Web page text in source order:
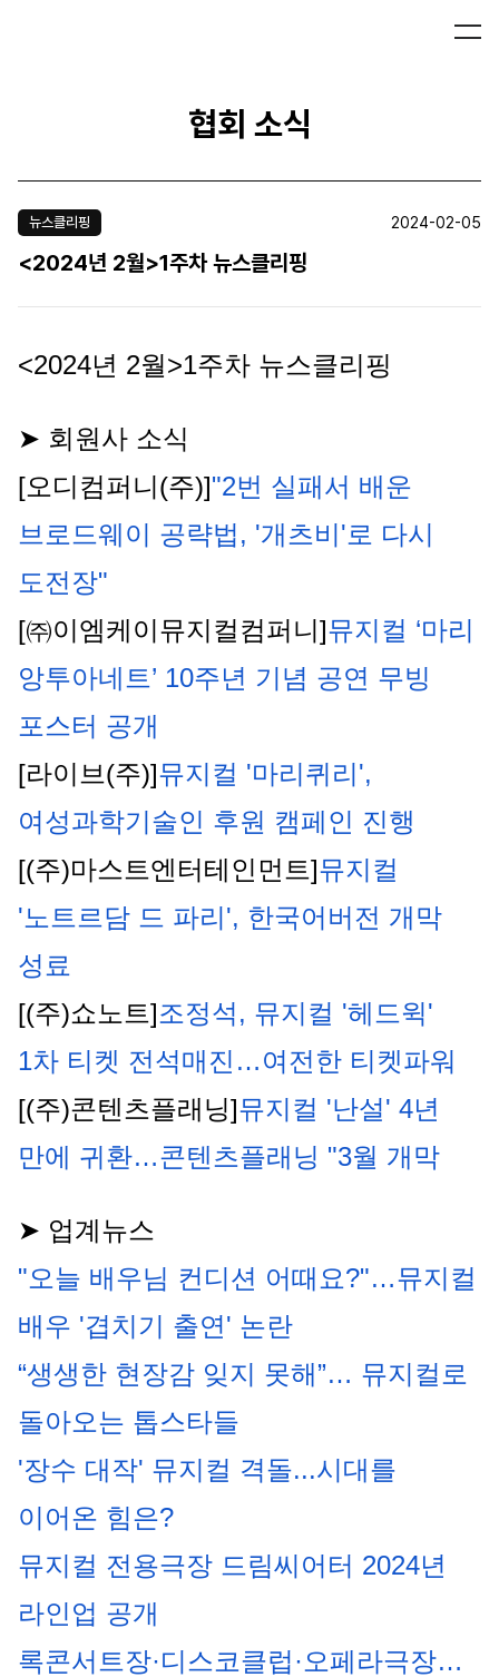
협회 소식
뉴스클리핑 2024-02-05
<2024년 2월>1주차 뉴스클리핑
<2024년 2월>1주차 뉴스클리핑
➤ 회원사 소식
[오디컴퍼니(주)]"2번 실패서 배운
브로드웨이 공략법, '개츠비'로 다시
도전장"
[㈜이엠케이뮤지컬컴퍼니]뮤지컬 ‘마리
앙투아네트’ 10주년 기념 공연 무빙
포스터 공개
[라이브(주)]뮤지컬 '마리퀴리',
여성과학기술인 후원 캠페인 진행
[(주)마스트엔터테인먼트]뮤지컬
'노트르담 드 파리', 한국어버전 개막
성료
[(주)쇼노트]조정석, 뮤지컬 '헤드윅'
1차 티켓 전석매진…여전한 티켓파워
[(주)콘텐츠플래닝]뮤지컬 '난설' 4년
만에 귀환…콘텐츠플래닝 "3월 개막
➤ 업계뉴스
"오늘 배우님 컨디션 어때요?"…뮤지컬
배우 '겹치기 출연' 논란
“생생한 현장감 잊지 못해”… 뮤지컬로
돌아오는 톱스타들
'장수 대작' 뮤지컬 격돌...시대를
이어온 힘은?
뮤지컬 전용극장 드림씨어터 2024년
라인업 공개
록콘서트장·디스코클럽·오페라극장…